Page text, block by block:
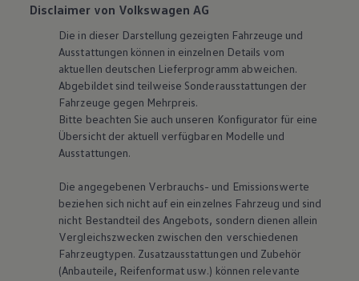
Disclaimer von Volkswagen AG
Die in dieser Darstellung gezeigten Fahrzeuge und
Ausstattungen können in einzelnen Details vom
aktuellen deutschen Lieferprogramm abweichen.
Abgebildet sind teilweise Sonderausstattungen der
Fahrzeuge gegen Mehrpreis.
Bitte beachten Sie auch unseren Konfigurator für eine
Übersicht der aktuell verfügbaren Modelle und
Ausstattungen.
Die angegebenen Verbrauchs- und Emissionswerte
beziehen sich nicht auf ein einzelnes Fahrzeug und sind
nicht Bestandteil des Angebots, sondern dienen allein
Vergleichszwecken zwischen den verschiedenen
Fahrzeugtypen. Zusatzausstattungen und Zubehör
(Anbauteile, Reifenformat usw.) können relevante